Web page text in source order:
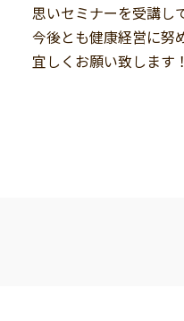
思いセミナーを受講し
今後とも健康経営に努
宜しくお願い致します！